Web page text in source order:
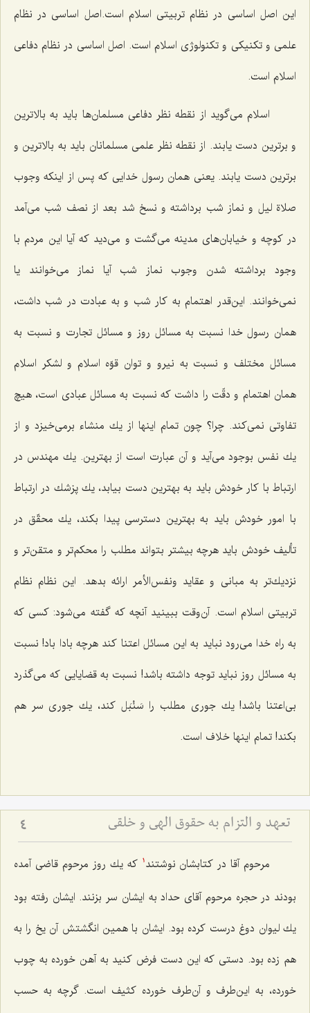
این اصل اساسی در نظام تربیتی اسلام است.اصل اساسی در نظام
علمی و تكنیكی و تكنولوژی اسلام است. اصل اساسی در نظام دفاعی
اسلام است.
اسلام می‌گوید از نقطه نظر دفاعی مسلمان‌ها باید به بالاترین
و برترین دست یابند. از نقطه نظر علمی مسلمانان باید به بالاترین و
برترین دست یابند. یعنی همان رسول خدایی كه پس از اینكه وجوب
صلاة لیل و نماز شب برداشته و نسخ شد بعد از نصف شب می‌آمد
در كوچه و خیابان‌های مدینه می‌گشت و می‌دید كه آیا این مردم با
وجود برداشته شدن وجوب نماز شب آیا نماز می‌خوانند یا
نمی‌خوانند. این‌قدر اهتمام به كار شب و به عبادت در شب داشت،
همان رسول خدا نسبت به مسائل روز و مسائل تجارت و نسبت به
مسائل مختلف و نسبت به نیرو و توان قوّه اسلام و لشكر اسلام
همان اهتمام و دقّت را داشت كه نسبت به مسائل عبادی است، هیچ
تفاوتی نمی‌كند. چرا؟ چون تمام اینها از یك منشاء برمی‌خیزد و از
یك نفس بوجود می‌آید و آن عبارت است از بهترین. یك مهندس در
ارتباط با كار خودش باید به بهترین دست بیابد، یك پزشك در ارتباط
با امور خودش باید به بهترین دسترسی پیدا بكند، یك محقّق در
تألیف خودش باید هرچه بیشتر بتواند مطلب را محكم‌تر و متقن‌تر و
نزدیك‌تر به مبانی و عقاید ونفس‌الأمر ارائه بدهد. این نظام نظام
تربیتی اسلام است. آن‌وقت ببینید آنچه كه گفته می‌شود: كسی كه
به راه خدا می‌رود نباید به این مسائل اعتنا كند هرچه بادا باد! نسبت
به مسائل روز نباید توجه داشته باشد! نسبت به قضایایی كه می‌گذرد
بی‌اعتنا باشد! یك جوری مطلب را سَنْبَل كند، یك جوری سر هم
بكند! تمام اینها خلاف است.
تعهد و التزام به حقوق الهى و خلقى 4
مرحوم آقا در كتابشان نوشتند 1
كه یك روز مرحوم قاضی آمده
بودند در حجره مرحوم آقای حداد به ایشان سر بزنند. ایشان رفته بود
یك لیوان دوغ درست كرده بود. ایشان با همین انگشتش آن یخ را به
هم زده بود. دستی كه این دست فرض كنید به آهن خورده به چوب
خورده، به این‌طرف و آن‌طرف خورده كثیف است. گرچه به حسب